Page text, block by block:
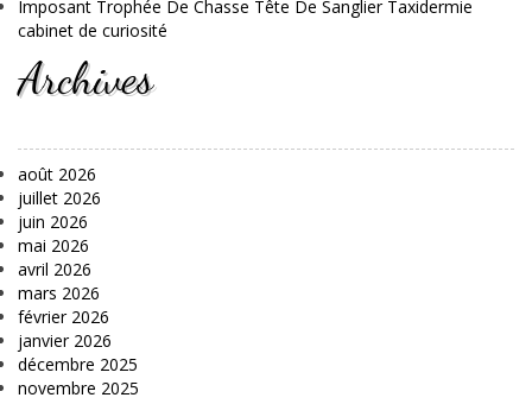
Imposant Trophée De Chasse Tête De Sanglier Taxidermie
cabinet de curiosité
Archives
août 2026
juillet 2026
juin 2026
mai 2026
avril 2026
mars 2026
février 2026
janvier 2026
décembre 2025
novembre 2025